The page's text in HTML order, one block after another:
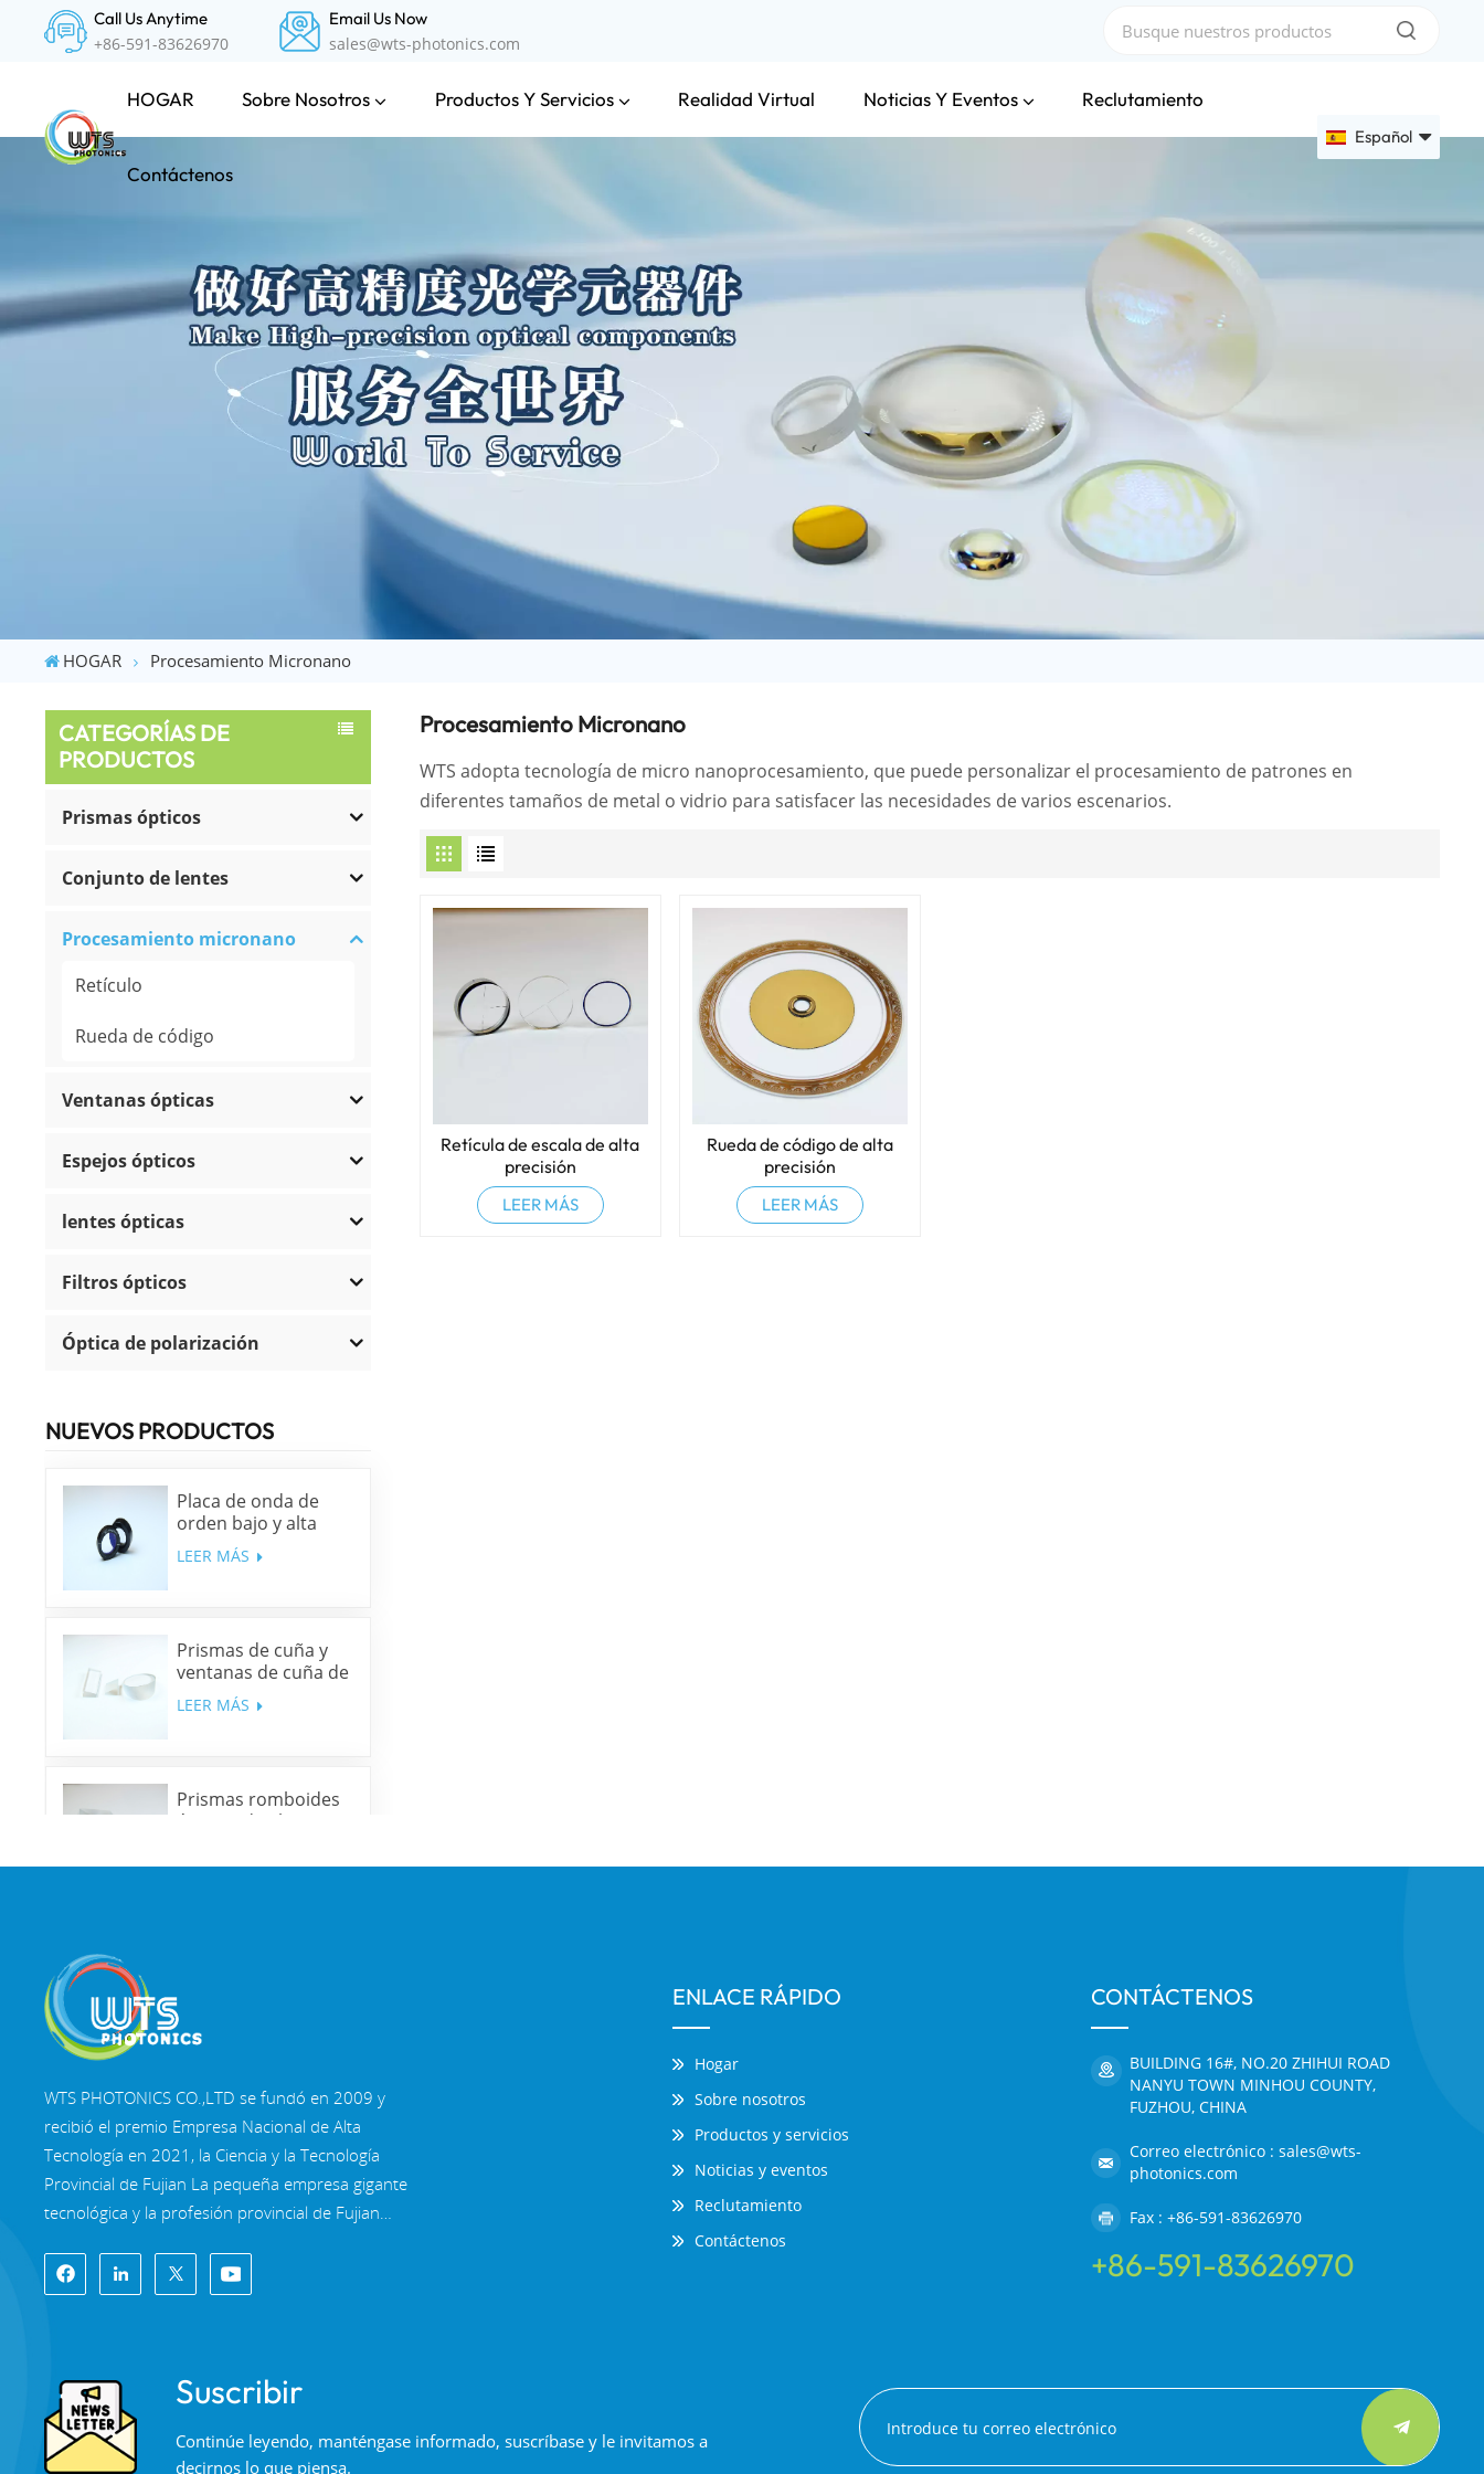
Call Us Anytime
+86-591-83626970
Email Us Now
sales@wts-photonics.com
HOGAR Sobre Nosotros Productos Y Servicios Realidad Virtual Noticias Y Eventos Reclutamiento
Contáctenos
Español
English
Français
HOGAR Procesamiento Micronano
CATEGORÍAS DE
PRODUCTOS
Prismas ópticos
Conjunto de lentes
Procesamiento micronano
Retículo
Rueda de código
Ventanas ópticas
Espejos ópticos
lentes ópticas
Filtros ópticos
Óptica de polarización
NUEVOS PRODUCTOS
Placa de onda de
orden bajo y alta
precisión
LEER MÁS
Prismas de cuña y
ventanas de cuña de
sílice fundida y N-
BK7
LEER MÁS
Prismas romboides
ópticos de alta
LEER MÁS
Procesamiento Micronano
WTS adopta tecnología de micro nanoprocesamiento, que puede personalizar el procesamiento de patrones en
diferentes tamaños de metal o vidrio para satisfacer las necesidades de varios escenarios.
Retícula de escala de alta
precisión
LEER MÁS
Rueda de código de alta
precisión
LEER MÁS
WTS PHOTONICS CO.,LTD se fundó en 2009 y
recibió el premio Empresa Nacional de Alta
Tecnología en 2021, la Ciencia y la Tecnología
Provincial de Fujian La pequeña empresa gigante
tecnológica y la profesión provincial de Fujian
en 2022. WTS se ubica en el Hermosa ciudad
costera del sureste, Fuzhou, una famosa ciudad
un grupo de personal técnico calificado y un
sistema completo de procesamiento óptico,
Sistema de recubrimiento, sistema de ensamblaje
ENLACE RÁPIDO
Hogar
Sobre nosotros
Productos y servicios
Noticias y eventos
Reclutamiento
Contáctenos
CONTÁCTENOS
BUILDING 16#, NO.20 ZHIHUI ROAD
NANYU TOWN MINHOU COUNTY,
FUZHOU, CHINA
Correo electrónico : sales@wts-
photonics.com
Fax : +86-591-83626970
+86-591-83626970
Suscribir
Continúe leyendo, manténgase informado, suscríbase y le invitamos a
decirnos lo que piensa.